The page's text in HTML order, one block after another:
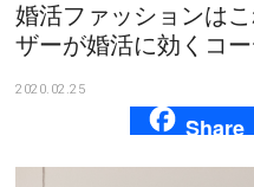
合コン・街コン
マッチングアプリ
婚活ファッションは
ザーが婚活に効くコ
2020.02.25
Share